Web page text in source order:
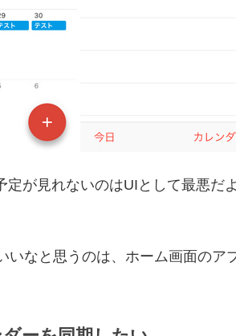
定が見れないのはUIとして最悪
いなと思うのは、ホーム画面の